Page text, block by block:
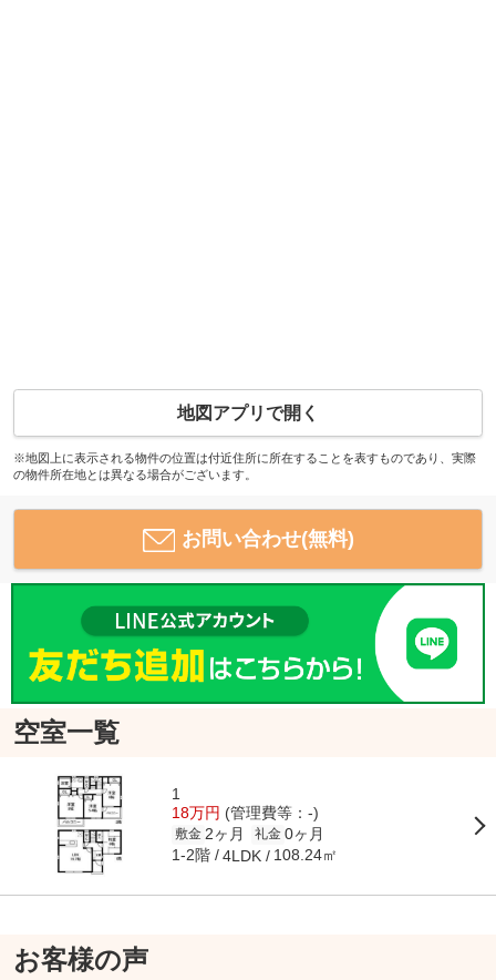
地図アプリで開く
※地図上に表示される物件の位置は付近住所に所在することを表すものであり、実際
の物件所在地とは異なる場合がございます。
お問い合わせ(無料)
空室一覧
1
18万円 (管理費等：-)
敷金 2ヶ月 礼金 0ヶ月
1-2階 4LDK 108.24㎡
お客様の声